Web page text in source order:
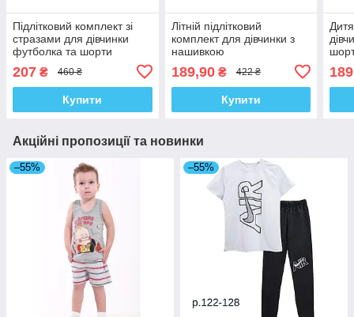
Підлітковий комплект зі
стразами для дівчинки
футболка та шорти
207 ₴ 460 ₴
Купити
Літній підлітковий
комплект для дівчинки з
нашивкою
футболка+шорти стрейч-
кулір
189,90₴ 422 ₴
Купити
189
Акційні пропозиції та новинки
–55% –55%